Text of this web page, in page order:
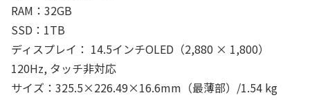
RAM：32GB
SSD：1TB
ディスプレイ： 14.5インチOLED（2,880 × 1,800）
120Hz, タッチ非対応
サイズ：325.5×226.49×16.6mm（最薄部）/1.54 kg